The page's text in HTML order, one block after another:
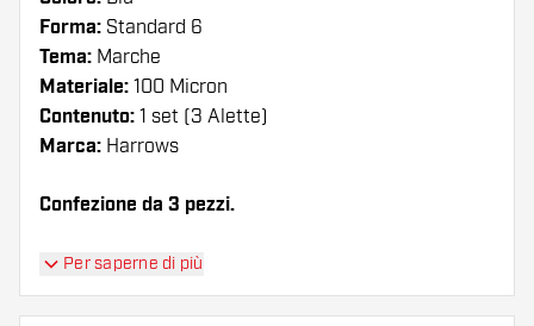
Forma: Standard 6
Tema: Marche
Materiale: 100 Micron
Contenuto: 1 set (3 Alette)
Marca: Harrows
Confezione da 3 pezzi.
Suggerimento di Dartshopper!
Assicuratevi di avere a portata di mano un gran
Per saperne di più